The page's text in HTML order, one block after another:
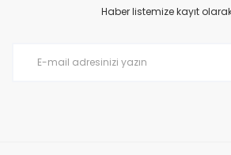
Ürün açıklamasında eksik bilgiler
Haber listemize kayıt